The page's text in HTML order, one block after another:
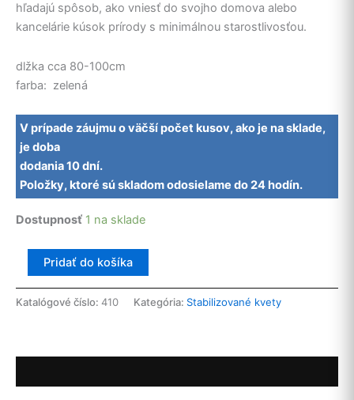
hľadajú spôsob, ako vniesť do svojho domova alebo
kancelárie kúsok prírody s minimálnou starostlivosťou.
dlžka cca 80-100cm
farba: zelená
V prípade záujmu o väčší počet kusov, ako je na sklade,
je doba
dodania 10 dní.
Položky, ktoré sú skladom odosielame do 24 hodín.
Dostupnosť 1 na sklade
množstvo
Stabilizovaný
brečtan
Pridať do košíka
Katalógové číslo: 410 Kategória: Stabilizované kvety